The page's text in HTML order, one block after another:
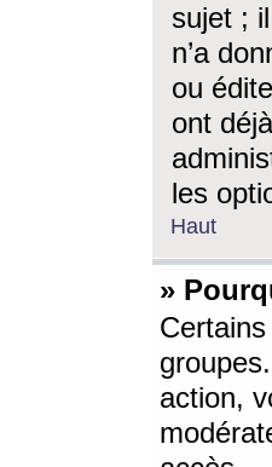
sujet ;
n’a
ou
ont
les
Haut
»
action,